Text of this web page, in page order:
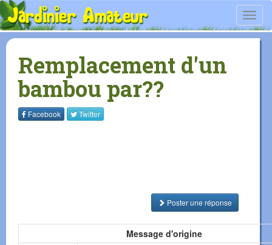
Remplacement d'un
bambou par??
Facebook Twitter
Poster une réponse
Message d'origine